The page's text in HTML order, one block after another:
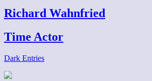
Richard Wahnfried
Time Actor
Dark Entries